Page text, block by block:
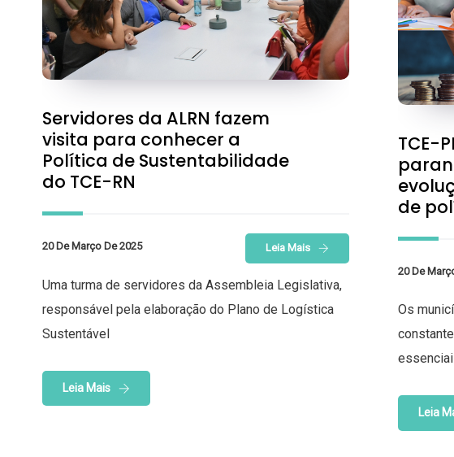
Servidores da ALRN fazem
visita para conhecer a
Política de Sustentabilidade
do TCE-RN
20 De Março De 2025 Leia Mais
Uma turma de servidores da Assembleia Legislativa,
responsável pela elaboração do Plano de Logística
Sustentável
Leia Mais
TCE-
de
20 De
Os
Leia